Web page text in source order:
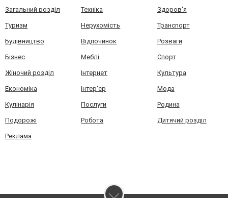
Загальний розділ Техніка Здоров'я
Туризм Нерухомість Транспорт
Будівництво Відпочинок Розваги
Бізнес Меблі Спорт
Жіночий розділ Інтернет Культура
Економіка Інтер'єр Мода
Кулінарія Послуги Родина
Подорожі Робота Дитячий розділ
Реклама